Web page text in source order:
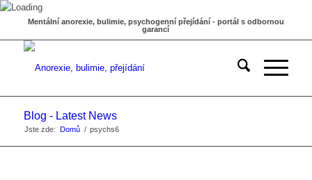
Mentální anorexie, bulimie, psychogenní přejídání - portál s odbornou
garancí
Blog - Latest News
Jste zde: Domů / psychs6